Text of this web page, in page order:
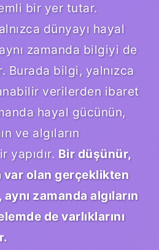
bir yer tutar.
dünyayı hayal
zamanda bilgiyi de
Burada bilgi, yalnızca
verilerden ibaret
hayal gücünün,
ve algıların
yapıdır. Bir düşünür,
var olan gerçeklikten
zamanda algıların
de varlıklarını